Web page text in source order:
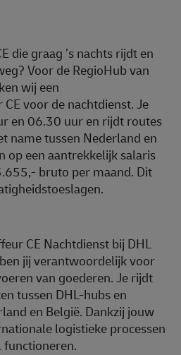
die graag ’s nachts rijdt en
Voor de RegioHub van
wij een
voor de nachtdienst. Je
en 06.30 uur en rijdt routes
name tussen Nederland en
op een aantrekkelijk salaris
bruto per maand. Dit
CE Nachtdienst bij DHL
jij verantwoordelijk voor
van goederen. Je rijdt
tussen DHL‑hubs en
en België. Dankzij jouw
logistieke processen
functioneren.